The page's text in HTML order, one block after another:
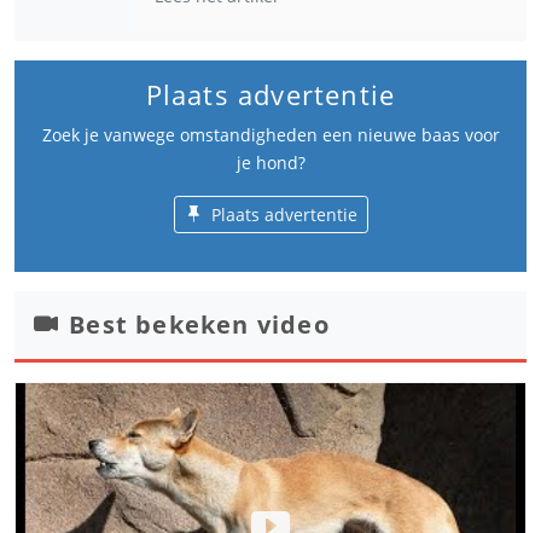
Plaats advertentie
Zoek je vanwege omstandigheden een nieuwe baas voor
je hond?
Plaats advertentie
Best bekeken video